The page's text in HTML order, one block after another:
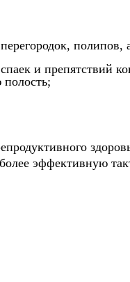
полипов,
и препятствий
эффективную